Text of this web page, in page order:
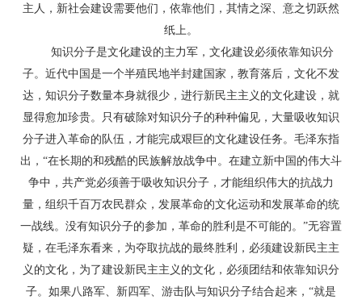
主人，新社会建设需要他们，依靠他们，其情之深、意之切跃然
纸上。
知识分子是文化建设的主力军，文化建设必须依靠知识分
子。近代中国是一个半殖民地半封建国家，教育落后，文化不发
达，知识分子数量本身就很少，进行新民主主义的文化建设，就
显得愈加珍贵。只有破除对知识分子的种种偏见，大量吸收知识
分子进入革命的队伍，才能完成艰巨的文化建设任务。毛泽东指
出，“在长期的和残酷的民族解放战争中。在建立新中国的伟大斗
争中，共产党必须善于吸收知识分子，才能组织伟大的抗战力
量，组织千百万农民群众，发展革命的文化运动和发展革命的统
一战线。没有知识分子的参加，革命的胜利是不可能的。”无容置
疑，在毛泽东看来，为夺取抗战的最终胜利，必须建设新民主主
义的文化，为了建设新民主主义的文化，必须团结和依靠知识分
子。如果八路军、新四军、游击队与知识分子结合起来，“就是